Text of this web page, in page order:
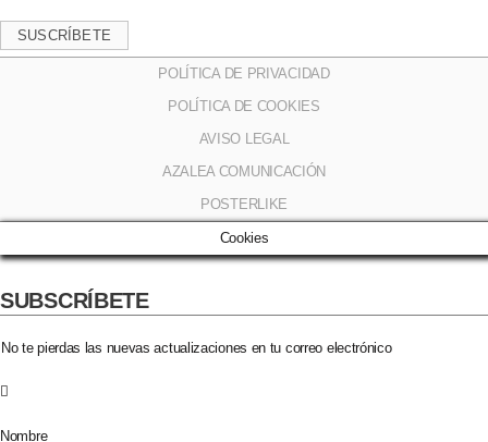
SUSCRÍBETE
POLÍTICA DE PRIVACIDAD
POLÍTICA DE COOKIES
AVISO LEGAL
AZALEA COMUNICACIÓN
POSTERLIKE
Cookies
SUBSCRÍBETE​
No te pierdas las nuevas actualizaciones en tu correo electrónico​
Nombre